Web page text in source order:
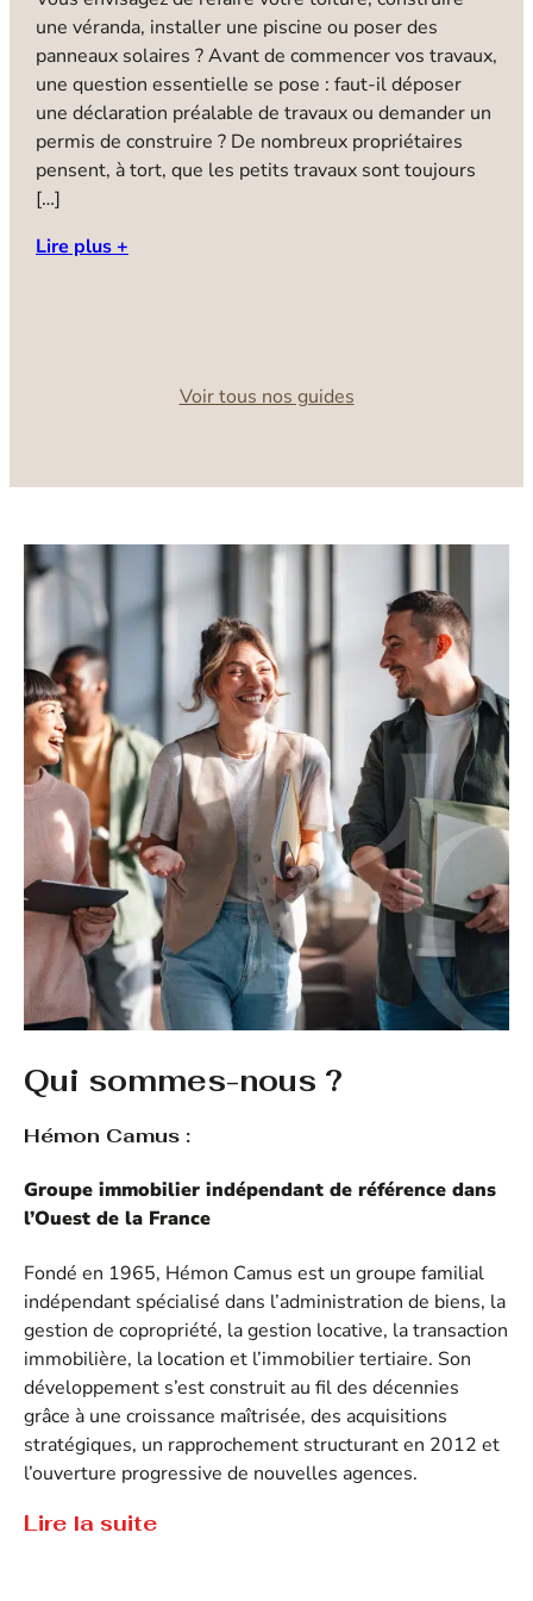
une véranda, installer une piscine ou poser des
panneaux solaires ? Avant de commencer vos travaux,
une question essentielle se pose : faut-il déposer
une déclaration préalable de travaux ou demander un
permis de construire ? De nombreux propriétaires
pensent, à tort, que les petits travaux sont toujours
[…]
Lire plus +
Voir tous nos guides
Qui sommes-nous ?
Hémon Camus :
Groupe immobilier indépendant de référence dans
l’Ouest de la France
Fondé en 1965, Hémon Camus est un groupe familial
indépendant spécialisé dans l’administration de biens, la
gestion de copropriété, la gestion locative, la transaction
immobilière, la location et l’immobilier tertiaire. Son
développement s’est construit au fil des décennies
grâce à une croissance maîtrisée, des acquisitions
stratégiques, un rapprochement structurant en 2012 et
l’ouverture progressive de nouvelles agences.
Lire la suite